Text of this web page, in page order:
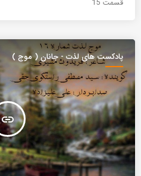
قسمت 15
پادکست های لذت - جانان ( موج )
insert_link